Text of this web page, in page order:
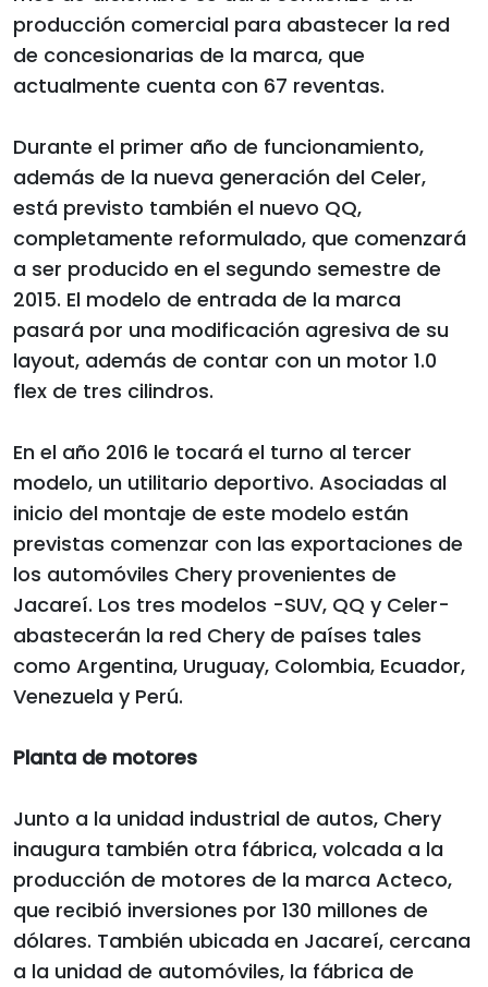
producción comercial para abastecer la red
de concesionarias de la marca, que
actualmente cuenta con 67 reventas.
Durante el primer año de funcionamiento,
además de la nueva generación del Celer,
está previsto también el nuevo QQ,
completamente reformulado, que comenzará
a ser producido en el segundo semestre de
2015. El modelo de entrada de la marca
pasará por una modificación agresiva de su
layout, además de contar con un motor 1.0
flex de tres cilindros.
En el año 2016 le tocará el turno al tercer
modelo, un utilitario deportivo. Asociadas al
inicio del montaje de este modelo están
previstas comenzar con las exportaciones de
los automóviles Chery provenientes de
Jacareí. Los tres modelos -SUV, QQ y Celer-
abastecerán la red Chery de países tales
como Argentina, Uruguay, Colombia, Ecuador,
Venezuela y Perú.
Planta de motores
Junto a la unidad industrial de autos, Chery
inaugura también otra fábrica, volcada a la
producción de motores de la marca Acteco,
que recibió inversiones por 130 millones de
dólares. También ubicada en Jacareí, cercana
a la unidad de automóviles, la fábrica de